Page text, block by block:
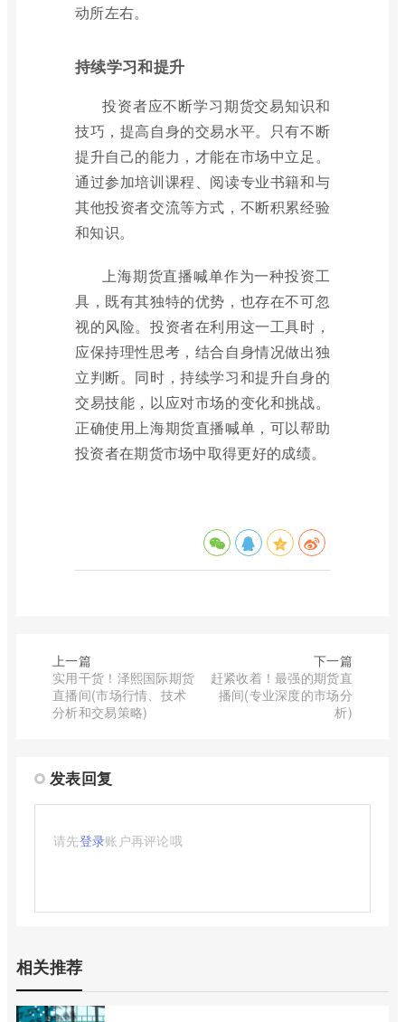
动所左右。
持续学习和提升
投资者应不断学习期货交易知识和
技巧，提高自身的交易水平。只有不断
提升自己的能力，才能在市场中立足。
通过参加培训课程、阅读专业书籍和与
其他投资者交流等方式，不断积累经验
和知识。
上海期货直播喊单作为一种投资工
具，既有其独特的优势，也存在不可忽
视的风险。投资者在利用这一工具时，
应保持理性思考，结合自身情况做出独
立判断。同时，持续学习和提升自身的
交易技能，以应对市场的变化和挑战。
正确使用上海期货直播喊单，可以帮助
投资者在期货市场中取得更好的成绩。
上一篇
实用干货！泽熙国际期货
直播间(市场行情、技术
分析和交易策略)
下一篇
赶紧收着！最强的期货直
播间(专业深度的市场分
析)
发表回复
请先登录账户再评论哦
相关推荐